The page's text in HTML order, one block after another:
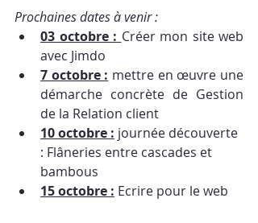
Prochaines dates à venir :
03 octobre : Créer mon site web
avec Jimdo
7 octobre : mettre en œuvre une
démarche concrète de Gestion
de la Relation client
10 octobre : journée découverte
: Flâneries entre cascades et
bambous
15 octobre : Ecrire pour le web